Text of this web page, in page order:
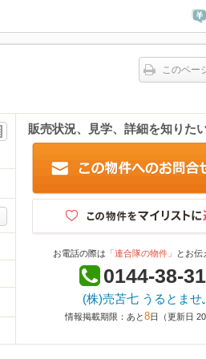
このペー
販売状況、見学、詳細を知りた
お電話の際は 「連合隊の物件」 とお伝
0144-38-
(株)売苫七 うるとませ
情報掲載期限：あと8日（更新日